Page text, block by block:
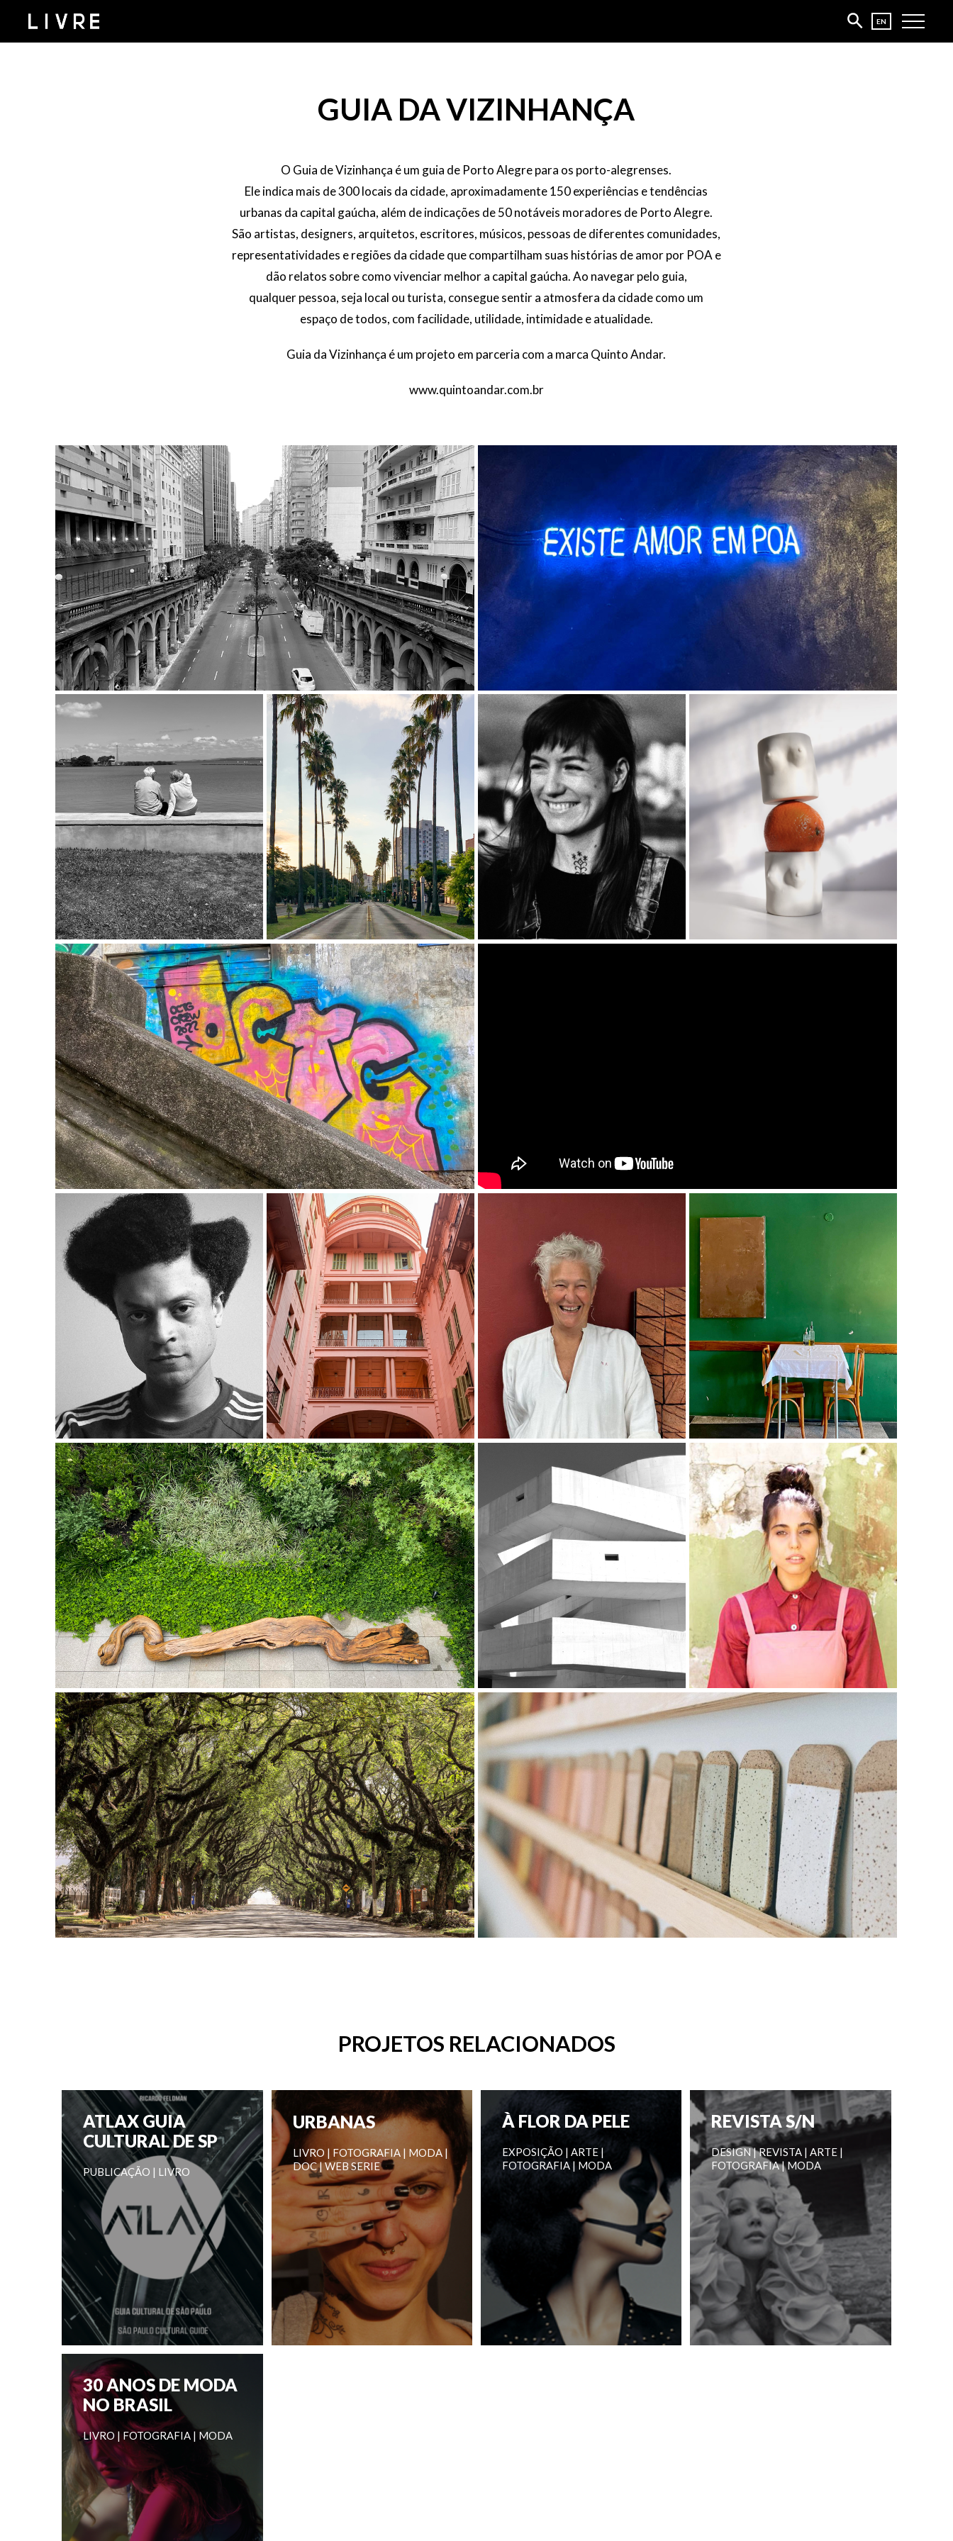
EN
GUIA DA VIZINHANÇA
O Guia de Vizinhança é um guia de Porto Alegre para os porto-alegrenses.
Ele indica mais de 300 locais da cidade, aproximadamente 150 experiências e tendências
urbanas da capital gaúcha, além de indicações de 50 notáveis moradores de Porto Alegre.
São artistas, designers, arquitetos, escritores, músicos, pessoas de diferentes comunidades,
representatividades e regiões da cidade que compartilham suas histórias de amor por POA e
dão relatos sobre como vivenciar melhor a capital gaúcha. Ao navegar pelo guia,
qualquer pessoa, seja local ou turista, consegue sentir a atmosfera da cidade como um
espaço de todos, com facilidade, utilidade, intimidade e atualidade.
Guia da Vizinhança é um projeto em parceria com a marca Quinto Andar.
www.quintoandar.com.br
PROJETOS RELACIONADOS
ATLAX GUIA
CULTURAL DE SP
PUBLICAÇÃO | LIVRO
URBANAS
LIVRO | FOTOGRAFIA | MODA |
DOC | WEB SERIE
À FLOR DA PELE
EXPOSIÇÃO | ARTE |
FOTOGRAFIA | MODA
REVISTA S/N
DESIGN | REVISTA | ARTE |
FOTOGRAFIA | MODA
30 ANOS DE MODA
NO BRASIL
LIVRO | FOTOGRAFIA | MODA